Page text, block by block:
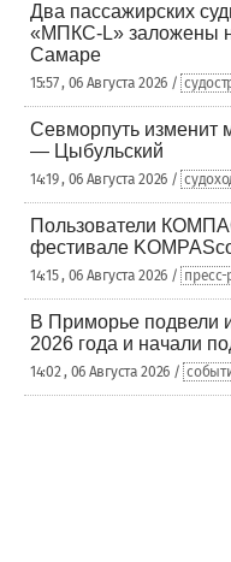
Два пассажирских
«МПКС-L» заложены
Самаре
15:57 , 06 Августа 2026 /
Севморпуть изменит
— Цыбульский
14:19 , 06 Августа 2026 /
Пользователи
фестивале
14:15 , 06 Августа 2026 /
В Приморье подвели
2026 года и начали
14:02 , 06 Августа 2026 /